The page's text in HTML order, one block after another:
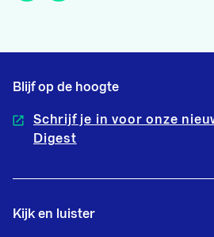
Blijf op de hoogte
Schrijf je in voor onze
Digest
Kijk en luister